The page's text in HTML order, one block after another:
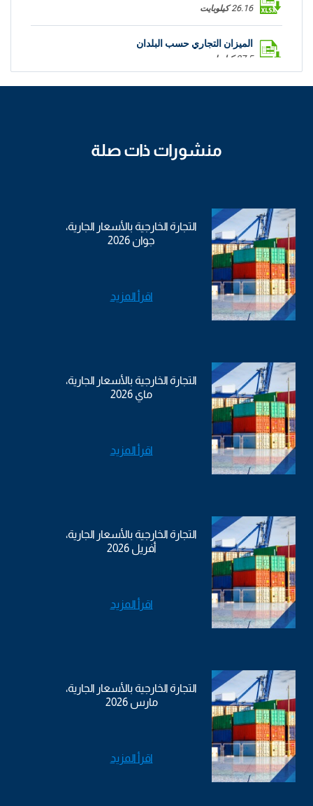
26.16 كيلوبايت
الميزان التجاري حسب البلدان
27.5 كيلوبايت
منشورات ذات صلة
التجارة الخارجية بالأسعار الجارية،
جوان 2026
اقرأ المزيد
التجارة الخارجية بالأسعار الجارية،
ماي 2026
اقرأ المزيد
التجارة الخارجية بالأسعار الجارية،
أفريل 2026
اقرأ المزيد
التجارة الخارجية بالأسعار الجارية،
مارس 2026
اقرأ المزيد